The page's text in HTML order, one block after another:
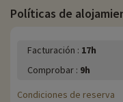
Políticas de
Facturación : 17h
Comprobar : 9h
Condiciones de reserva